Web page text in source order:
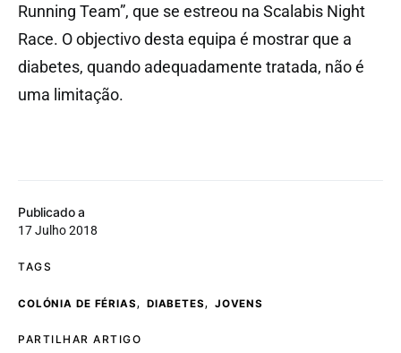
Publicado a
17 Julho 2018
TAGS
COLÓNIA DE FÉRIAS, DIABETES, JOVENS
PARTILHAR ARTIGO
Running Team”, que se estreou na Scalabis Night
Race. O objectivo desta equipa é mostrar que a
diabetes, quando adequadamente tratada, não é
uma limitação.